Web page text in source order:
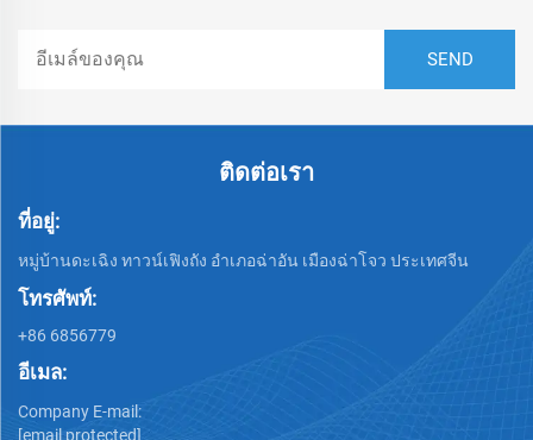
ติดต่อเรา
ที่อยู่:
หมู่บ้านดะเฉิง ทาวน์เฟิงถัง อำเภอฉ่าอัน เมืองฉ่าโจว ประเทศจีน
โทรศัพท์:
+86 6856779
อีเมล:
Company E-mail:
[email protected]